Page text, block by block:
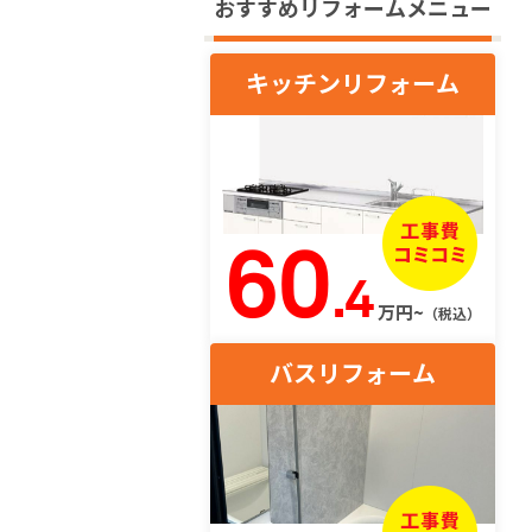
おすすめリフォームメニュー
キッチンリフォーム
60.4万円~ （税込）
バスリフォーム